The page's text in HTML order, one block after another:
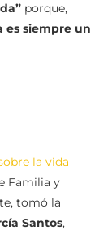
porque,
es siempre un
la vida
Familia y
tomó la
Santos,